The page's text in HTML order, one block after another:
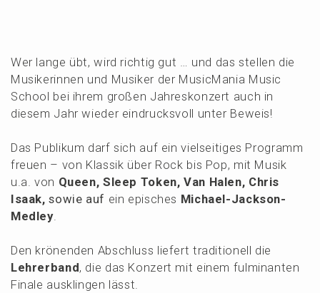
Wer lange übt, wird richtig gut … und das stellen die
Musike­rin­nen und Musiker der Music­Ma­nia Music
School bei ihrem großen Jahres­kon­zert auch in
diesem Jahr wieder eindrucks­voll unter Beweis!
Das Publi­kum darf sich auf ein vielsei­ti­ges Programm
freuen – von Klassik über Rock bis Pop, mit Musik
u.a. von Queen, Sleep Token, Van Halen, Chris
Isaak,sowie auf ein episches Micha­el-Jackson-
Medley.
Den krönen­den Abschluss liefert tradi­tio­nell die
Lehrer­band , die das Konzert mit einem fulmi­nan­ten
Finale ausklin­gen lässt.